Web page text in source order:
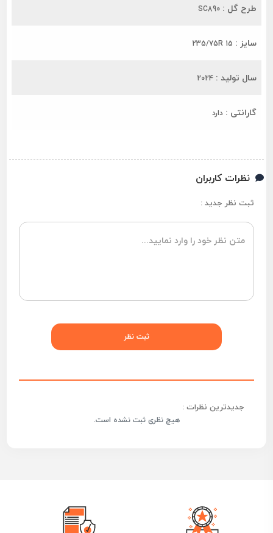
طرح گل : SC890
سایز : 235/75R 15
سال تولید : 2024
گارانتی : دارد
نظرات کاربران
ثبت نظر جدید :
جدیدترین نظرات :
هیچ نظری ثبت نشده است.